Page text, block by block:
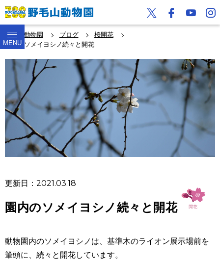
MENU
野毛山動物園 ブログ
桜開花
園内のソメイヨシノ続々と開花
更新日：2021.03.18
園内のソメイヨシノ続々と開花
動物園内のソメイヨシノは、基準木のライオン展示場前を
筆頭に、続々と開花しています。